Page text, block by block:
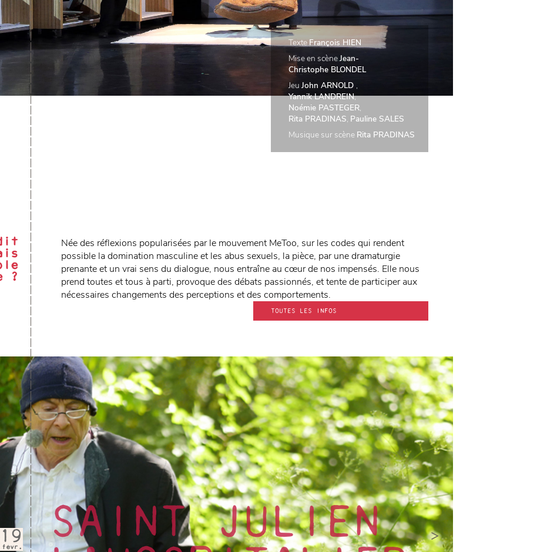
Texte François HIEN
Mise en scèneJean-
Christophe BLONDEL
Jeu John ARNOLD ,
Yannik LANDREIN,
Noémie PASTEGER,
Rita PRADINAS, Pauline SALES
Musique sur scène Rita PRADINAS
?
Née des réflexions popularisées par le mouvement MeToo, sur les codes qui rendent
possible la domination masculine et les abus sexuels, la pièce, par une dramaturgie
prenante et un vrai sens du dialogue, nous entraîne au cœur de nos impensés. Elle nous
prend toutes et tous à parti, provoque des débats passionnés, et tente de participer aux
nécessaires changements des perceptions et des comportements.
TOUTES LES INFOS
>
SAINT JULIEN
19
févr.